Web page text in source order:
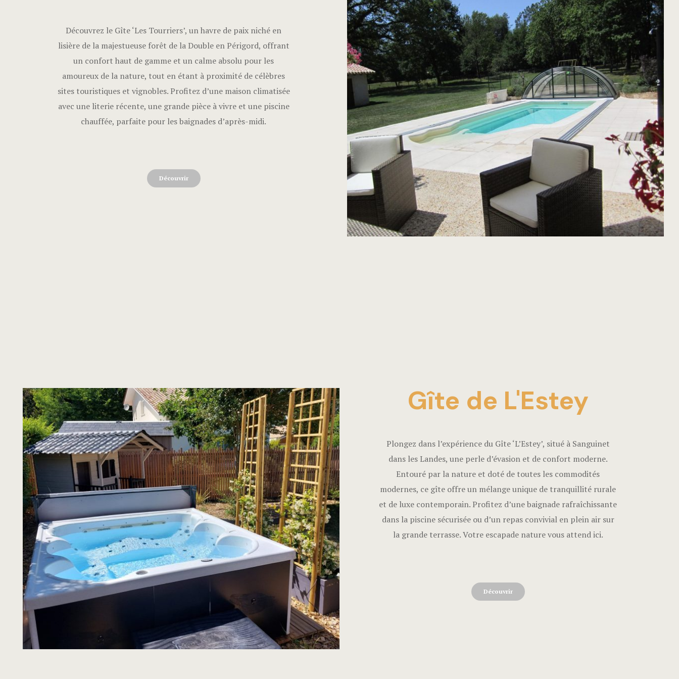
Découvrez le Gîte ‘Les Tourriers’, un havre de paix niché en
lisière de la majestueuse forêt de la Double en Périgord, offrant
un confort haut de gamme et un calme absolu pour les
amoureux de la nature, tout en étant à proximité de célèbres
sites touristiques et vignobles. Profitez d’une maison climatisée
avec une literie récente, une grande pièce à vivre et une piscine
chauffée, parfaite pour les baignades d’après-midi.
Découvrir
Gîte de L'Estey
Plongez dans l’expérience du Gîte ‘L’Estey’, situé à Sanguinet
dans les Landes, une perle d’évasion et de confort moderne.
Entouré par la nature et doté de toutes les commodités
modernes, ce gîte offre un mélange unique de tranquillité rurale
et de luxe contemporain. Profitez d’une baignade rafraîchissante
dans la piscine sécurisée ou d’un repas convivial en plein air sur
la grande terrasse. Votre escapade nature vous attend ici.
Découvrir